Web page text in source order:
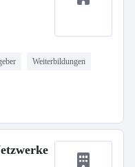
Weiterbildungen